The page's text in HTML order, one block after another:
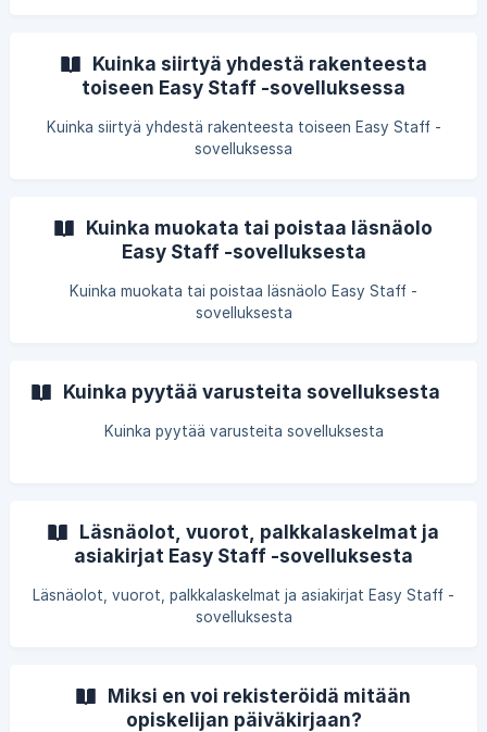
Kuinka siirtyä yhdestä rakenteesta
toiseen Easy Staff -sovelluksessa
Kuinka siirtyä yhdestä rakenteesta toiseen Easy Staff -
sovelluksessa
Kuinka muokata tai poistaa läsnäolo
Easy Staff -sovelluksesta
Kuinka muokata tai poistaa läsnäolo Easy Staff -
sovelluksesta
Kuinka pyytää varusteita sovelluksesta
Kuinka pyytää varusteita sovelluksesta
Läsnäolot, vuorot, palkkalaskelmat ja
asiakirjat Easy Staff -sovelluksesta
Läsnäolot, vuorot, palkkalaskelmat ja asiakirjat Easy Staff -
sovelluksesta
Miksi en voi rekisteröidä mitään
opiskelijan päiväkirjaan?